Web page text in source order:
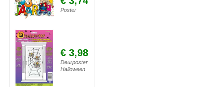
Poster
€ 3,98
Deurposter
Halloween